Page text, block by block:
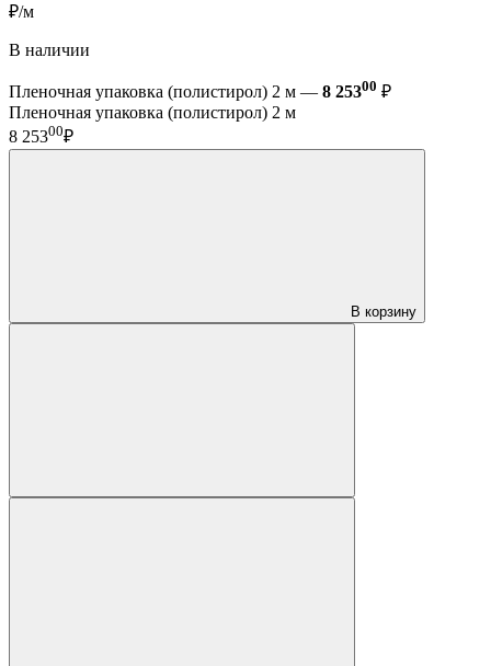
₽/м
В наличии
Пленочная упаковка (полистирол) 2 м — 8 25300 ₽
Пленочная упаковка (полистирол) 2 м
8 25300₽
В корзину